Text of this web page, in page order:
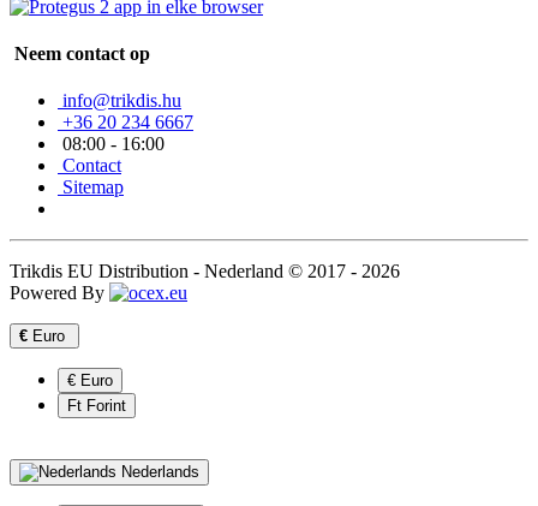
Neem contact op
info@trikdis.hu
+36 20 234 6667
08:00 - 16:00
Contact
Sitemap
Trikdis EU Distribution - Nederland © 2017 - 2026
Powered By
€ Euro
€ Euro
Ft Forint
Nederlands